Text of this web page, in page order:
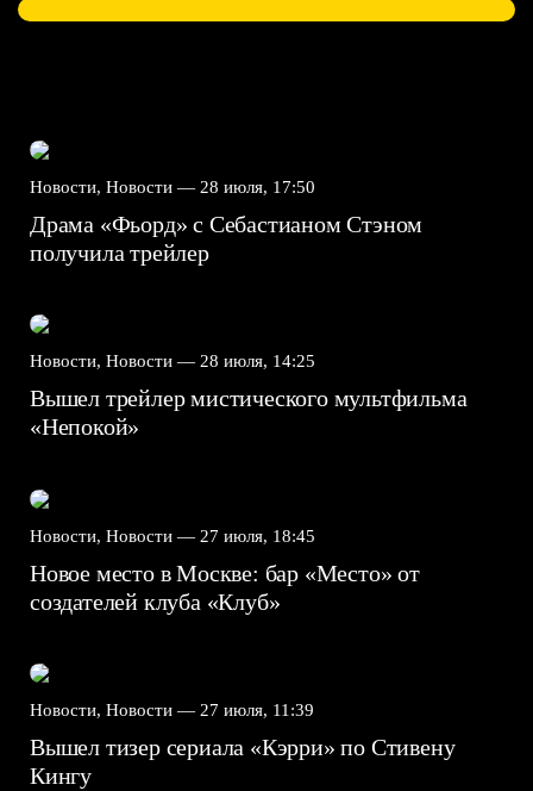
Новости, Новости — 28 июля, 17:50
Драма «Фьорд» с Себастианом Стэном
получила трейлер
Новости, Новости — 28 июля, 14:25
Вышел трейлер мистического мультфильма
«Непокой»
Новости, Новости — 27 июля, 18:45
Новое место в Москве: бар «Место» от
создателей клуба «Клуб»
Новости, Новости — 27 июля, 11:39
Вышел тизер сериала «Кэрри» по Стивену
Кингу